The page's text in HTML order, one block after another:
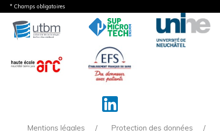
* Champs obligatoires
Mentions légales Protection des données